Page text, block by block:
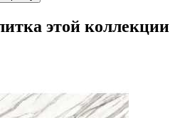
этой коллекции